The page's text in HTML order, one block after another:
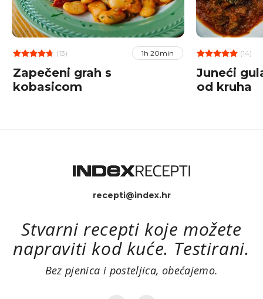
(13) 1h 20min
Zapečeni grah s
kobasicom
(14)
Juneći
od kruha
recepti@index.hr
Stvarni recepti koje možete
napraviti kod kuće. Testirani.
Bez pjenica i posteljica, obećajemo.